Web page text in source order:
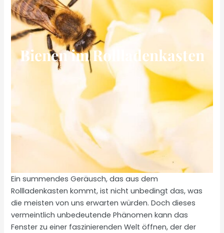
Bienen im Rollladenkasten
Ein summendes Geräusch, das aus dem
Rollladenkasten kommt, ist nicht unbedingt das, was
die meisten von uns erwarten würden. Doch dieses
vermeintlich unbedeutende Phänomen kann das
Fenster zu einer faszinierenden Welt öffnen, der der